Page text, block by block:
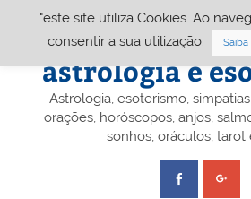
Portal A&E
astrologia e
Astrologia, esoterismo,
orações, horóscopos, anjos,
sonhos, oráculos, tarot
"este site utiliza Cookies. Ao
consentir a sua utilização.
Saiba